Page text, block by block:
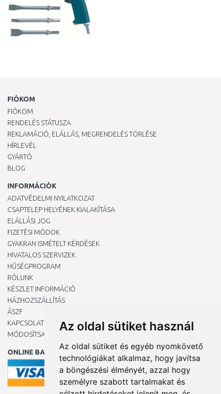
Az oldal sütiket használ
Az oldal sütiket és egyéb nyomkövető
technológiákat alkalmaz, hogy javítsa
a böngészési élményét, azzal hogy
személyre szabott tartalmakat és
FIÓKOM
FIÓKOM
RENDELÉS STÁTUSZA
REKLAMÁCIÓ, ELÁLLÁS, MEGRENDELÉS TÖRLÉSE
HÍRLEVÉL
GYÁRTÓ
BLOG
INFORMÁCIÓK
ADATVÉDELMI NYILATKOZAT
CSAPTELEP HELYÉNEK KIALAKÍTÁSA
ELÁLLÁSI JOG
FIZETÉSI MÓDOK
GYAKRAN ISMÉTELT KÉRDÉSEK
HIVATALOS SZERVIZEK
HŰSÉGPROGRAM
RÓLUNK
KÉSZLET INFORMÁCIÓ
HÁZHOZSZÁLLÍTÁS
ÁSZF
KAPCSOLAT
MÓDOSÍTSA A COOKIE-BEÁLLÍTÁSAIMAT
ONLINE BANKKÁRTYÁVAL